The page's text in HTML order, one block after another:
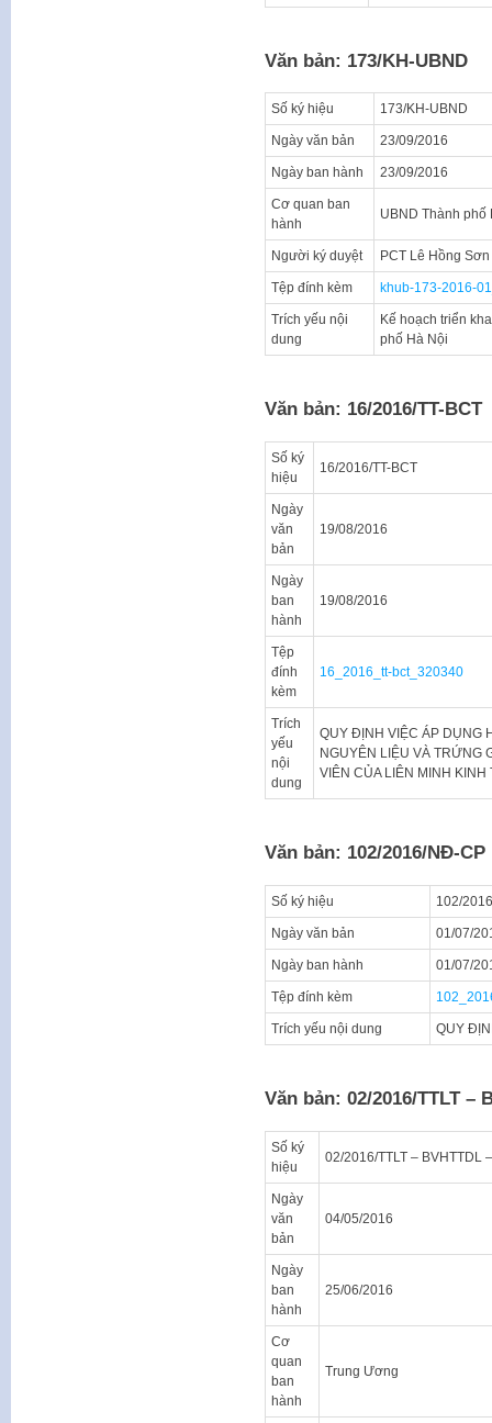
Văn bản: 173/KH-UBND
Số ký hiệu 173/KH-UBND
Ngày văn bản 23/09/2016
Ngày ban hành 23/09/2016
Cơ quan ban
hành
UBND Thành phố
Người ký duyệt PCT Lê Hồng Sơn
Tệp đính kèm khub-173-2016-
Trích yếu nội
dung
Kế hoạch triển
phố Hà Nội
Văn bản: 16/2016/TT-BCT
Số ký
hiệu
16/2016/TT-BCT
Ngày
văn
bản
19/08/2016
Ngày
ban
hành
19/08/2016
Tệp
đính
kèm
16_2016_tt-bct_320340
Trích
yếu
nội
dung
QUY ĐỊNH VIỆC ÁP DỤNG
NGUYÊN LIỆU VÀ TRỨNG
VIÊN CỦA LIÊN MINH KINH
Văn bản: 102/2016/NĐ-CP
Số ký hiệu 102/
Ngày văn bản 01/07/
Ngày ban hành 01/07/
Tệp đính kèm
Trích yếu nội dung QUY
Văn bản: 02/2016/TTLT –
Số ký
hiệu
02/2016/TTLT – BVHTTDL
Ngày
văn
bản
04/05/2016
Ngày
ban
hành
25/06/2016
Cơ
quan
ban
hành
Trung Ương